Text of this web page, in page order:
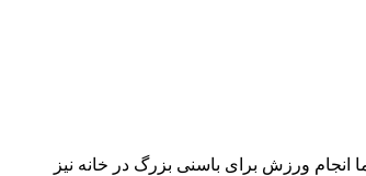
ورزش برای باسنی بزرگ در خانه نیز